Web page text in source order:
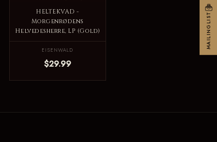
HELTEKVAD -
Morgenrødens
Helvedesherre, LP (Gold)
EISENWALD
$29.99
MAILINGLIST